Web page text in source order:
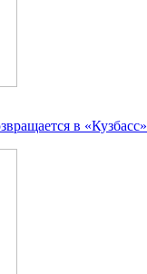
в «Кузбасс»